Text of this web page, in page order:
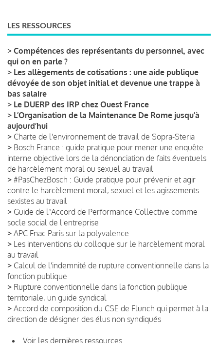
LES RESSOURCES
> Compétences des représentants du personnel, avec
qui on en parle ?
> Les allègements de cotisations : une aide publique
dévoyée de son objet initial et devenue une trappe à
bas salaire
> Le DUERP des IRP chez Ouest France
> L’Organisation de la Maintenance De Rome jusqu’à
aujourd’hui
> Charte de l'environnement de travail de Sopra-Steria
> Bosch France : guide pratique pour mener une enquête
interne objective lors de la dénonciation de faits éventuels
de harcèlement moral ou sexuel au travail
> #PasChezBosch : Guide pratique pour prévenir et agir
contre le harcèlement moral, sexuel et les agissements
sexistes au travail
> Guide de lʼAccord de Performance Collective comme
socle social de l'entreprise
> APC Fnac Paris sur la polyvalence
> Les interventions du colloque sur le harcèlement moral
au travail
> Calcul de l'indemnité de rupture conventionnelle dans la
fonction publique
> Rupture conventionnelle dans la fonction publique
territoriale, un guide syndical
> Accord de composition du CSE de Flunch qui permet à la
direction de désigner des élus non syndiqués
Voir les dernières ressources